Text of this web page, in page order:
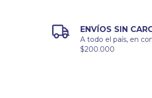
ENVÍOS SIN
A todo el país, en
$200.000